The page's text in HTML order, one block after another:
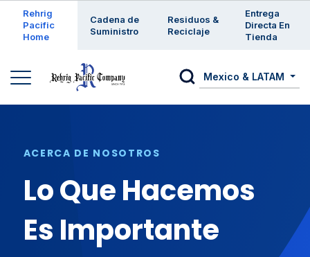
Rehrig
Pacific
Home
Cadena de
Suministro
Residuos &
Reciclaje
Entrega
Directa En
Tienda
Mexico & LATAM
ACERCA DE NOSOTROS
Lo Que Hacemos
Es Importante